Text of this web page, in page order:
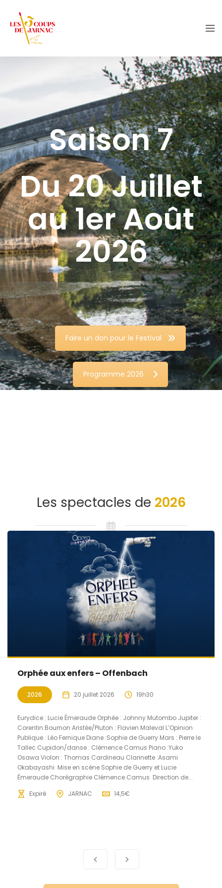
Saison 7
Du 20 Juillet
au 1er Août
2026
Faire un don pour le Festival
Programme 2026
Les spectacles de 2026
Orphée aux enfers – Offenbach
2026 20 juillet 2026 19h30
Eurydice : Lucie Émeraude Orphée : Johnny Mutombo Jupiter :
Corentin Bournon Aristée/Pluton : Flavien Maleval L’Opinion
Publique : Léo Fernique Diane :Sophie de Guerry Mars : Pierre le
Tallec Cupidon/danse : Clémence Camus Piano :Yuko
Osawa Violon : Thomas Cardineau Clarinette :Asami
Okabayashi Mise en scène Sophie de Guerry et Lucie
Émeraude Chorégraphie Clémence Camus Direction de...
Expiré
JARNAC 14,5€